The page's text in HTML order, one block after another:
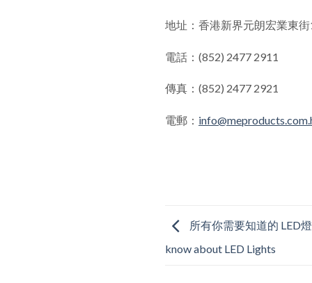
地址：香港新界元朗宏業東
電話：(852) 2477 2911
傳真：(852) 2477 2921
電郵：
所有你需要知道的 LED
know about LED Lights